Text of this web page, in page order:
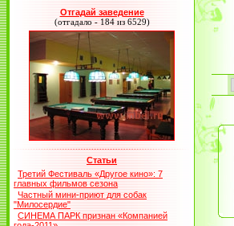
Отгадай заведение
(отгадало - 184 из 6529)
Статьи
Третий Фестиваль «Другое кино»: 7
главных фильмов сезона
Частный мини-приют для собак
"Милосердие"
СИНЕМА ПАРК признан «Компанией